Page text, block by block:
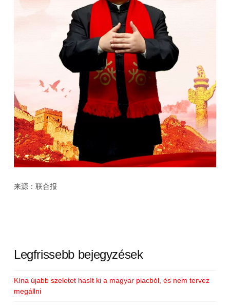
来源：联合报
Legfrissebb bejegyzések
Kína újabb szeletet hasít ki a magyar piacból, és nem tervez
megállni